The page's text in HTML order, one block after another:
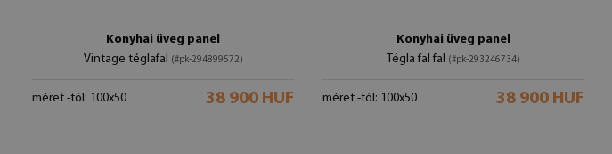
Konyhai üveg panel
Vintage téglafal (#pk-294899572)
méret -tól: 100x50 38 900 HUF
Konyhai üveg panel
Tégla fal fal (#pk-293246734)
méret -tól: 100x50 38 900 HUF